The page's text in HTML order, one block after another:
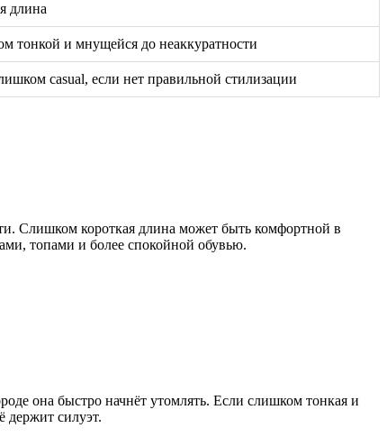
длина
тонкой и мнущейся до неаккуратности
casual, если нет правильной стилизации
Слишком короткая длина может быть комфортной в
топами и более спокойной обувью.
она быстро начнёт утомлять. Если слишком тонкая и
держит силуэт.